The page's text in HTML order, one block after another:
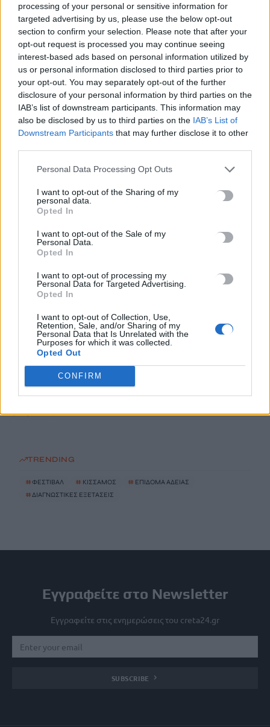
processing of your personal or sensitive information for
targeted advertising by us, please use the below opt-out
section to confirm your selection. Please note that after your
opt-out request is processed you may continue seeing
interest-based ads based on personal information utilized by
us or personal information disclosed to third parties prior to
your opt-out. You may separately opt-out of the further
disclosure of your personal information by third parties on the
IAB’s list of downstream participants. This information may
also be disclosed by us to third parties on the IAB’s List of
Downstream Participants that may further disclose it to other
Personal Data Processing Opt Outs
I want to opt-out of the Sharing of my
personal data.
Opted In
I want to opt-out of the Sale of my
Personal Data.
Opted In
I want to opt-out of processing my
Personal Data for Targeted Advertising.
Opted In
I want to opt-out of Collection, Use,
Retention, Sale, and/or Sharing of my
Personal Data that Is Unrelated with the
Purposes for which it was collected.
Opted Out
CONFIRM
Επίδομα αδείας: Μέχρι πότε καταβάλλεται – Τι χρήματα θα
λάβετε
Διαγνωστικές εξετάσεις: Υποχρεωτική ψηφιακή ανάρτηση
αποτελεσμάτων από 1η Σεπτεμβρίου
9 Αυγούστου, 2026
Αλλαγές στην ειδική άδεια μητρότητας – Επεκτείνεται σε
περισσότερες κατηγορίες δικαιούχων
Έρχονται εκπτώσεις έως 20% στα σούπερ μάρκετ – Ποια
προϊόντα μπαίνουν στο νέο πρόγραμμα συγκράτησης τιμών
Φειδίας Παναγιώτου: Αντιδράσεις για την εμφάνισή του με
σορτς σε εκδήλωση μνήμης για Ισαάκ και Σολωμού
9 Αυγούστου, 2026
Συναγερμός για εξαφάνιση 31χρονου σε χωριό της Έδεσσας –
Σε πιθανό κίνδυνο η ζωή του
9 Αυγούστου, 2026
«Χρυσός» ο Ιάσωνας Μουσελίμης στο Παγκόσμιο
Πρωτάθλημα Κωπηλασίας Κ19
9 Αυγούστου, 2026
TRENDING
#ΦΕΣΤΙΒΑΛ # ΚΙΣΣΑΜΟΣ # ΕΠΙΔΟΜΑ ΑΔΕΙΑΣ
#ΔΙΑΓΝΩΣΤΙΚΕΣ ΕΞΕΤΑΣΕΙΣ
Εγγραφείτε στο Newsletter
Εγγραφείτε στις ενημερώσεις του creta24.gr
SUBSCRIBE